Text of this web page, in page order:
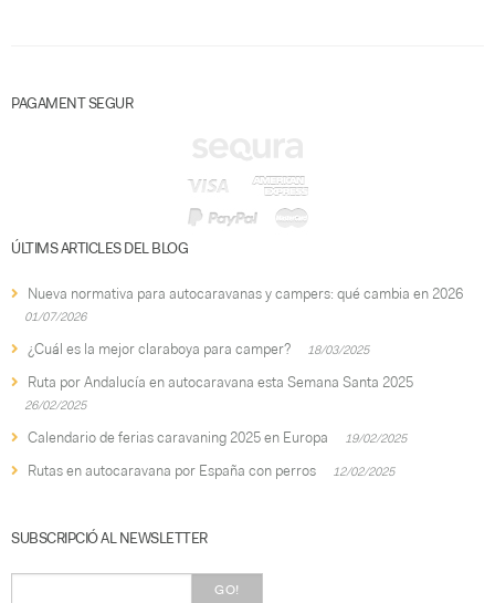
PAGAMENT SEGUR
ÚLTIMS ARTICLES DEL BLOG
Nueva normativa para autocaravanas y campers: qué cambia en 2026
01/07/2026
¿Cuál es la mejor claraboya para camper? 18/03/2025
Ruta por Andalucía en autocaravana esta Semana Santa 2025
26/02/2025
Calendario de ferias caravaning 2025 en Europa 19/02/2025
Rutas en autocaravana por España con perros 12/02/2025
SUBSCRIPCIÓ AL NEWSLETTER
GO!